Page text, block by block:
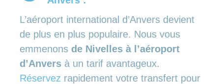
L’aéroport international d’Anvers devient
de plus en plus populaire. Nous vous
emmenons de Nivelles à l’aéroport
d’Anvers à un tarif avantageux.
Réservez rapidement votre transfert pour